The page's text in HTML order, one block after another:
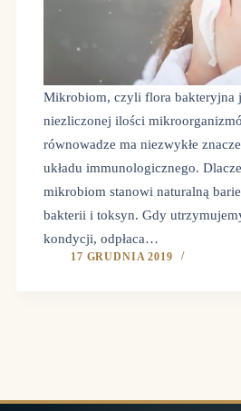
Mikrobiom, czyli flora bakteryjna
niezliczonej ilości
równowadze ma niezwykłe
układu immunologicznego.
mikrobiom stanowi naturalną
bakterii i toksyn. Gdy
kondycji, odpłaca…
17 GRUDNIA 2019